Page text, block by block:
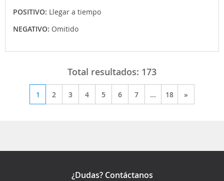
POSITIVO: Llegar a tiempo
NEGATIVO: Omitido
Total resultados: 173
1 2 3 4 5 6 7 ... 18 »
¿Dudas? Contáctanos